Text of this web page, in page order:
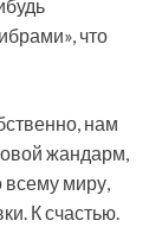
что
нам
жандарм,
миру,
К счастью.